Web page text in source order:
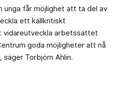
unga får möjlighet att ta del av
ett källkritiskt
vidareutveckla arbetssättet
goda möjligheter att nå
Torbjörn Ahlin.